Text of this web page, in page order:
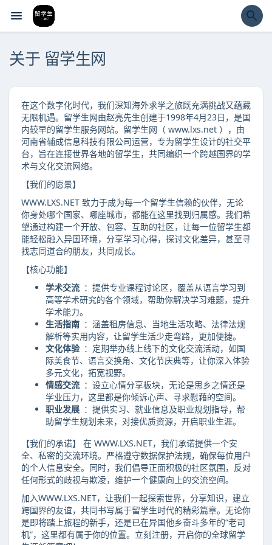
经验市
关于 留学生网
在这个数字化时代，我们深知海外求学之旅既充满挑战又蕴藏
无限机遇。留学生网由赵亮先生创建于1998年4月23日，是国
内较早的留学生服务网站。留学生网（ www.lxs.net ），由
河南省辅成信息科技有限公司运营，专为留学生设计的社交平
台，旨在连接世界各地的留学生，共同编织一个跨越国界的学
术与文化交流网络。
【我们的愿景】
WWW.LXS.NET 致力于成为每一个留学生信赖的伙伴，无论
你身处哪个国家、哪座城市，都能在这里找到归属感。我们希
望通过构建一个开放、包容、互助的社区，让每一位留学生都
能轻松融入异国环境，分享学习心得，探讨文化差异，甚至寻
找志同道合的朋友，共同成长。
【核心功能】
学术交流 ：提供专业课程讨论区，覆盖从语言学习到
高等学术研究的各个领域，帮助你解决学习难题，提升
学术能力。
生活指南 ：涵盖租房信息、当地生活攻略、法律法规
解析等实用内容，让留学生活少走弯路，更加便捷。
文化体验 ：定期举办线上线下的文化交流活动，如国
际美食节、语言交换角、文化节庆典等，让你深入体验
多元文化，拓宽视野。
情感交流 ：设立心情分享板块，无论是思乡之情还是
学业压力，这里都是你倾诉心声、寻求慰藉的空间。
职业发展 ：提供实习、就业信息及职业规划指导，帮
助留学生规划未来，对接优质资源，开启职业生涯。
【我们的承诺】 在 WWW.LXS.NET，我们承诺提供一个安
全、私密的交流环境。严格遵守数据保护法规，确保每位用户
的个人信息安全。同时，我们倡导正面积极的社区氛围，反对
任何形式的歧视与欺凌，维护一个健康向上的交流空间。
加入WWW.LXS.NET，让我们一起探索世界，分享知识，建立
跨国界的友谊，共同书写属于留学生时代的精彩篇章。无论你
是即将踏上旅程的新手，还是已在异国他乡奋斗多年的“老司
机”，这里都有属于你的位置。立刻注册，开启你的全球留学